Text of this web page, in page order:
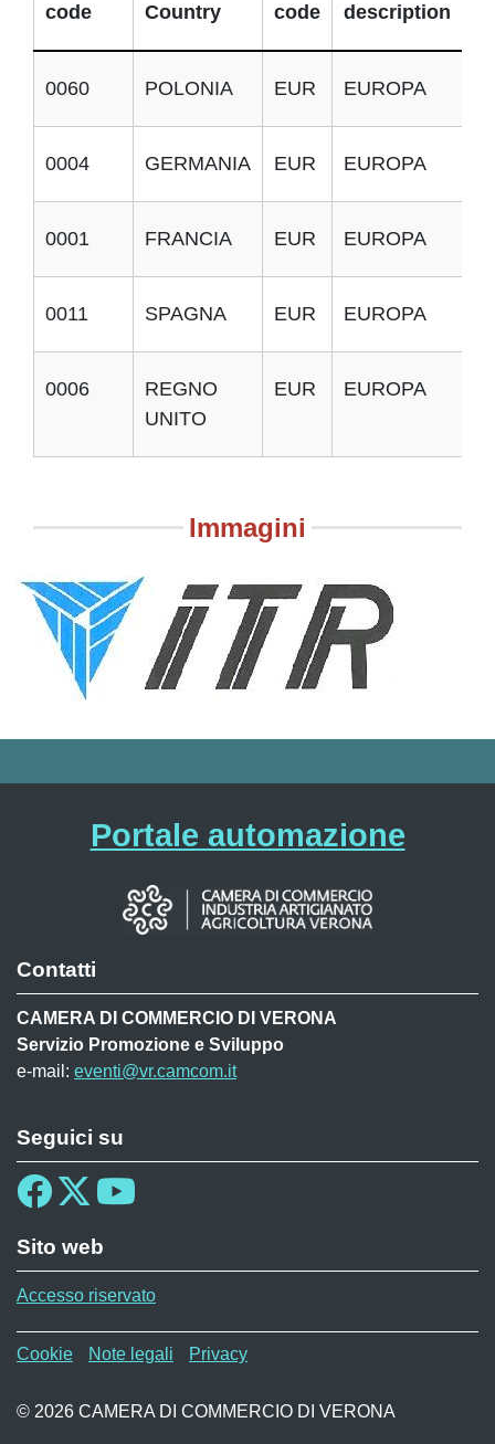
code
Country
code
description
0060 POLONIA EUR EUROPA
0004 GERMANIA EUR EUROPA
0001 FRANCIA EUR EUROPA
0011 SPAGNA EUR EUROPA
0006
REGNO
UNITO
EUR EUROPA
Immagini
Portale automazione
Contatti
CAMERA DI COMMERCIO DI VERONA
Servizio Promozione e Sviluppo
e-mail: eventi@vr.camcom.it
Seguici su
Sito web
Accesso riservato
Menù privacy TEC
Cookie Note legali Privacy
© 2026 CAMERA DI COMMERCIO DI VERONA